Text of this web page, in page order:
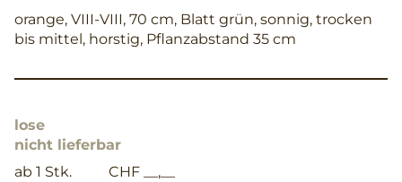
orange, VIII-VIII, 70 cm, Blatt grün, sonnig, trocken
bis mittel, horstig, Pflanzabstand 35 cm
lose
nicht lieferbar
ab 1 Stk.
CHF __,__